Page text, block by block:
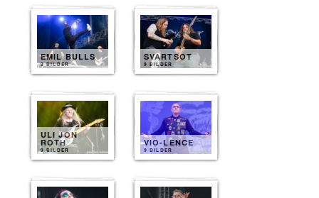
EMIL BULLS
9 BILDER
SVARTSOT
9 BILDER
ULI JON
ROTH
9 BILDER
VIO-LENCE
9 BILDER